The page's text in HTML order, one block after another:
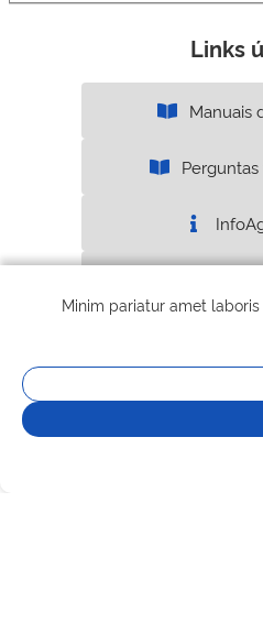
Links
Manuais
Minim pariatur amet